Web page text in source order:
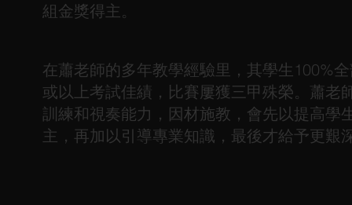
組金獎得主。
在蕭老師的多年教學經驗里，其學生100%
或以上考試佳績，比賽屢獲三甲殊榮。蕭老
訓練和視奏能力，因材施教，會先以提高學
主，再加以引導專業知識，最後才給予更艱